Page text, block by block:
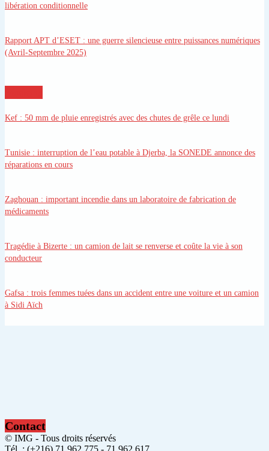
libération conditionnelle
Rapport APT d’ESET : une guerre silencieuse entre puissances numériques
(Avril-Septembre 2025)
Kef : 50 mm de pluie enregistrés avec des chutes de grêle ce lundi
Tunisie : interruption de l’eau potable à Djerba, la SONEDE annonce des
réparations en cours
Zaghouan : important incendie dans un laboratoire de fabrication de
médicaments
Tragédie à Bizerte : un camion de lait se renverse et coûte la vie à son
conducteur
Gafsa : trois femmes tuées dans un accident entre une voiture et un camion
à Sidi Aïch
Contact
© IMG - Tous droits réservés